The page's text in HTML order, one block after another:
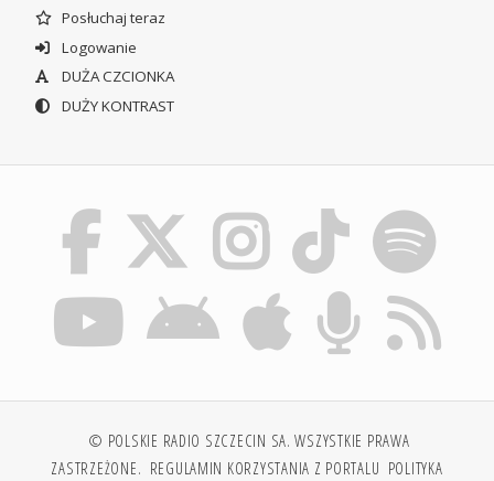
Posłuchaj teraz
Logowanie
DUŻA CZCIONKA
DUŻY KONTRAST
© POLSKIE RADIO SZCZECIN SA. WSZYSTKIE PRAWA
ZASTRZEŻONE. REGULAMIN KORZYSTANIA Z PORTALU POLITYKA